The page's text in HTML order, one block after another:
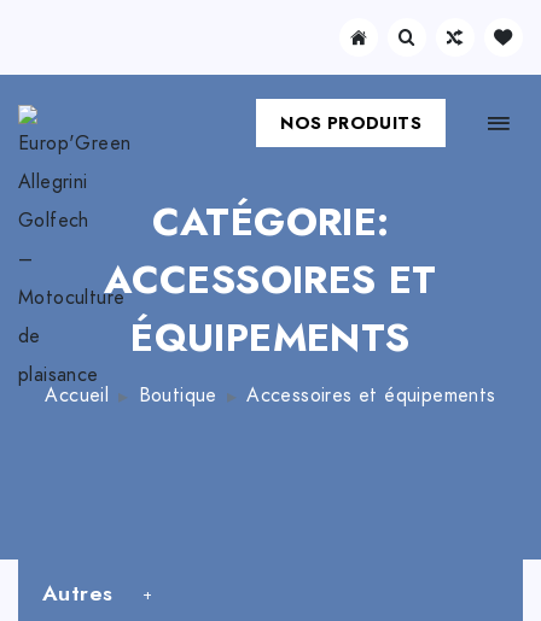
NOS PRODUITS
CATÉGORIE:
ACCESSOIRES ET
ÉQUIPEMENTS
Accueil Boutique Accessoires et équipements
Autres